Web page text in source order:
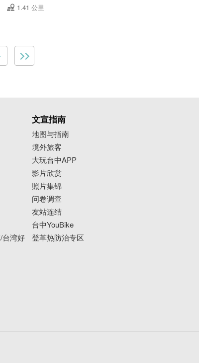
1.41 公里
台湾好
文宣指南
地图与指南
境外旅客
大玩台中APP
影片欣赏
照片集锦
问卷调查
友站连结
台中YouBike
登革热防治专区